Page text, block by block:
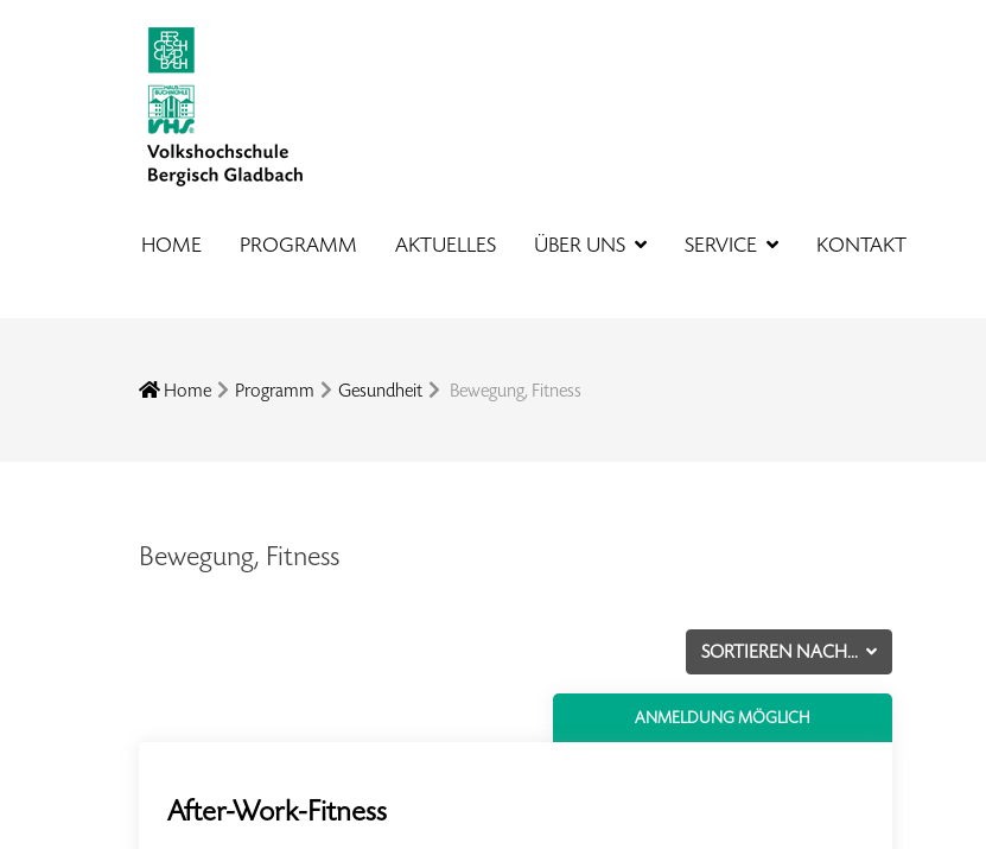
HOME PROGRAMM AKTUELLES ÜBER UNS SERVICE KONTAKT
Home Programm Gesundheit Bewegung, Fitness
Bewegung, Fitness
SORTIEREN NACH...
ANMELDUNG MÖGLICH
After-Work-Fitness